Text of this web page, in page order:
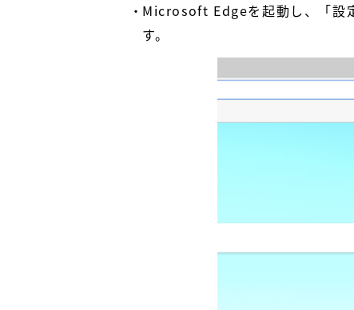
Microsoft Edgeを起動し、「設
す。